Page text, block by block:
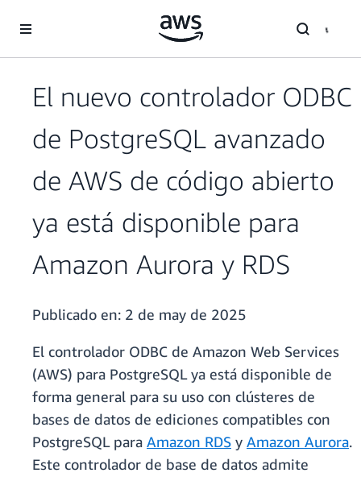
El nuevo controlador ODBC
de PostgreSQL avanzado
de AWS de código abierto
ya está disponible para
Amazon Aurora y RDS
Publicado en: 2 de may de 2025
El controlador ODBC de Amazon Web Services
(AWS) para PostgreSQL ya está disponible de
forma general para su uso con clústeres de
bases de datos de ediciones compatibles con
PostgreSQL para Amazon RDS y Amazon Aurora.
Este controlador de base de datos admite